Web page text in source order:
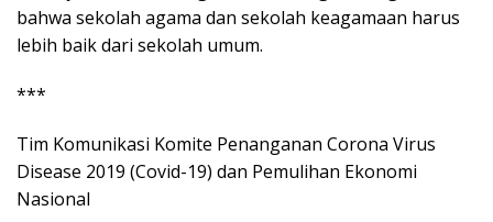
bahwa sekolah agama dan sekolah keagamaan harus
lebih baik dari sekolah umum.
***
Tim Komunikasi Komite Penanganan Corona Virus
Disease 2019 (Covid-19) dan Pemulihan Ekonomi
Nasional